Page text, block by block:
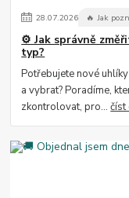
28.07.2026 🔥 Jak
⚙️ Jak správně
typ?
Potřebujete nové
a vybrat? Poradíme,
zkontrolovat, pro...číst